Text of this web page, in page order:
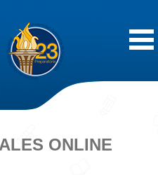
ONLINE